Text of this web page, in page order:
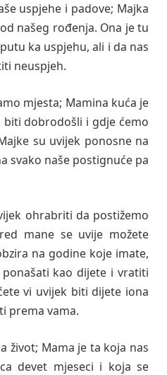
uspjehe i padove; Majka
našeg rođenja. Ona je tu
ka uspjehu, ali i da nas
neuspjeh.
mjesta; Mamina kuća je
dobrodošli i gdje ćemo
su uvijek ponosne na
svako naše postignuće pa
ohrabriti da postižemo
mane se uvije možete
na godine koje imate,
kao dijete i vratiti
vi uvijek biti dijete iona
prema vama.
život; Mama je ta koja nas
devet mjeseci i koja se